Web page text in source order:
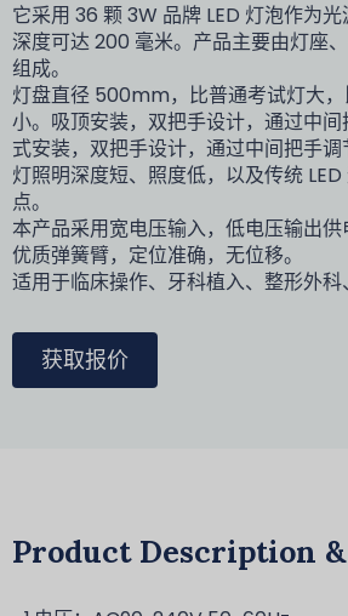
它采用 36 颗 3W 品牌 LED 灯泡作为
深度可达 200 毫米。产品主要由灯座
组成。
灯盘直径 500mm，比普通考试灯大，
小。吸顶安装，双把手设计，通过中
式安装，双把手设计，通过中间把手
灯照明深度短、照度低，以及传统
点。
本产品采用宽电压输入，低电压输出供
优质弹簧臂，定位准确，无位移。
适用于临床操作、牙科植入、整形外科
获取报价
Product Description